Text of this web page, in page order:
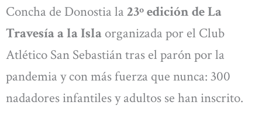
Concha de Donostia la 23º edición de La
Travesía a la Isla organizada por el Club
Atlético San Sebastián tras el parón por la
pandemia y con más fuerza que nunca: 300
nadadores infantiles y adultos se han inscrito.